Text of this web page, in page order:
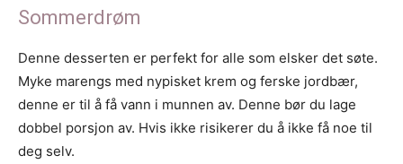
Sommerdrøm
Denne desserten er perfekt for alle som elsker det søte.
Myke marengs med nypisket krem og ferske jordbær,
denne er til å få vann i munnen av. Denne bør du lage
dobbel porsjon av. Hvis ikke risikerer du å ikke få noe til
deg selv.